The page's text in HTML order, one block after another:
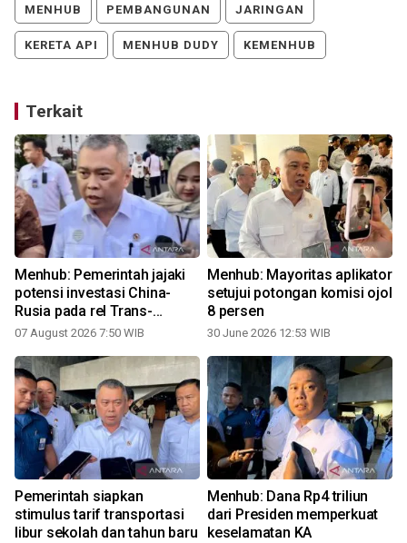
MENHUB PEMBANGUNAN JARINGAN
KERETA API MENHUB DUDY KEMENHUB
Terkait
Menhub: Pemerintah jajaki
potensi investasi China-
Rusia pada rel Trans-
Kalimantan
07 August 2026 7:50 WIB
Menhub: Mayoritas aplikator
setujui potongan komisi ojol
8 persen
30 June 2026 12:53 WIB
Pemerintah siapkan
stimulus tarif transportasi
libur sekolah dan tahun baru
Menhub: Dana Rp4 triliun
dari Presiden memperkuat
keselamatan KA